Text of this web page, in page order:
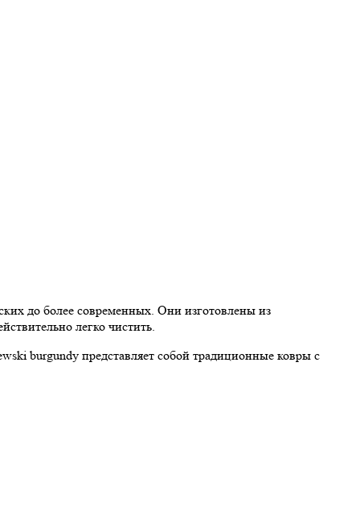
до более современных. Они изготовлены из
легко чистить.
burgundy представляет собой традиционные ковры с